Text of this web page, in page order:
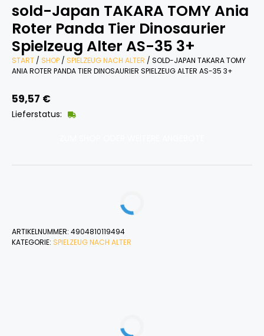
sold-Japan TAKARA TOMY Ania
Roter Panda Tier Dinosaurier
Spielzeug Alter AS-35 3+
START / SHOP / SPIELZEUG NACH ALTER / SOLD-JAPAN TAKARA TOMY
ANIA ROTER PANDA TIER DINOSAURIER SPIELZEUG ALTER AS-35 3+
59,57 €
Lieferstatus:
ARTIKELNUMMER: 4904810119494
KATEGORIE: SPIELZEUG NACH ALTER